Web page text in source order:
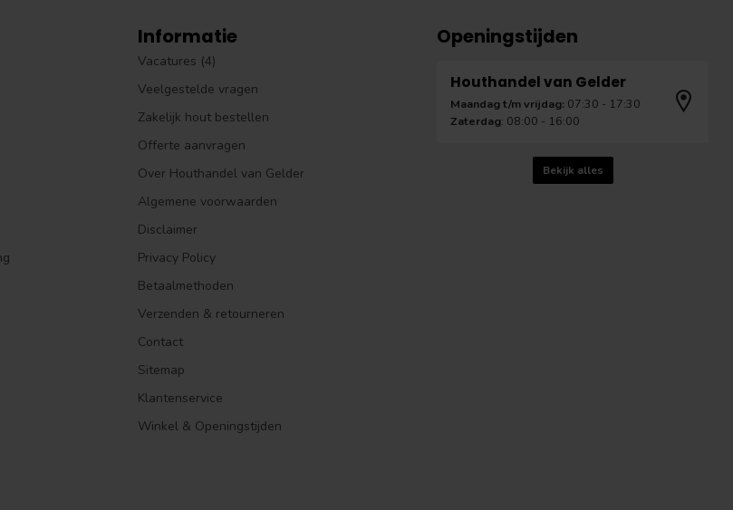
Informatie
Vacatures (4)
Veelgestelde vragen
Zakelijk hout bestellen
Offerte aanvragen
Over Houthandel van Gelder
Algemene voorwaarden
Disclaimer
Privacy Policy
Betaalmethoden
Verzenden & retourneren
Contact
Sitemap
Klantenservice
Winkel & Openingstijden
Openingstijden
Houthandel van Gelder
Maandag t/m vrijdag: 07:30 - 17:30
Zaterdag: 08:00 - 16:00
Bekijk alles